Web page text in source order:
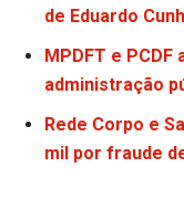
de Eduardo
MPDFT e
administração
Rede Corpo e
mil por fraude